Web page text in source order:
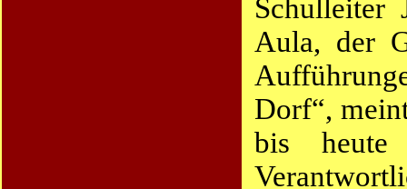
Schulleiter
Aula, der
Dorf“,
bis heute